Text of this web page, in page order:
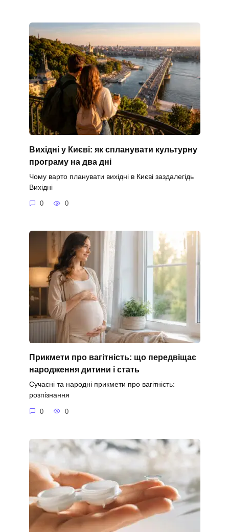
Вихідні у Києві: як спланувати культурну
програму на два дні
Чому варто планувати вихідні в Києві заздалегідь
Вихідні
0 0
Прикмети про вагітність: що передвіщає
народження дитини і стать
Сучасні та народні прикмети про вагітність:
розпізнання
0 0